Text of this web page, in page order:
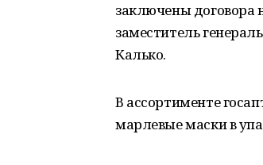
заключены
заместитель
Калько.
В ассортименте
марлевые маски в